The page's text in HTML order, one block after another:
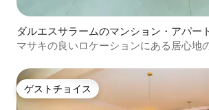
ダルエスサラームのマンション・アパー
マサキの良いロケーションにある居心地
ゲストチョイス
ゲストチョイス